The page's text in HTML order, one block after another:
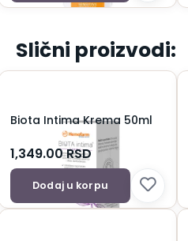
Slični proizvodi:
Biota Intima Krema 50ml
1,349.00RSD
Dodaj u korpu